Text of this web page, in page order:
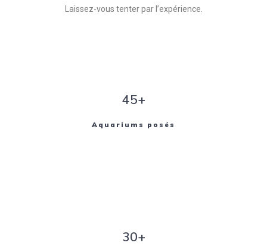
Laissez-vous tenter par l’expérience.
45+
Aquariums posés
30+